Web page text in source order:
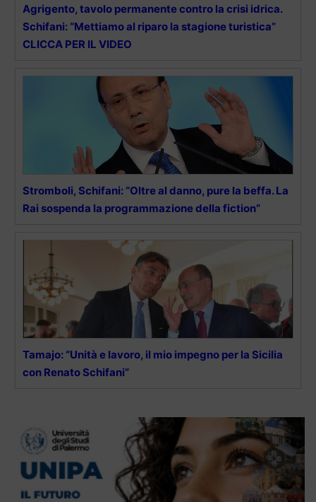
Agrigento, tavolo permanente contro la crisi idrica.
Schifani: “Mettiamo al riparo la stagione turistica”
CLICCA PER IL VIDEO
Stromboli, Schifani: “Oltre al danno, pure la beffa. La
Rai sospenda la programmazione della fiction”
Tamajo: “Unità e lavoro, il mio impegno per la Sicilia
con Renato Schifani”